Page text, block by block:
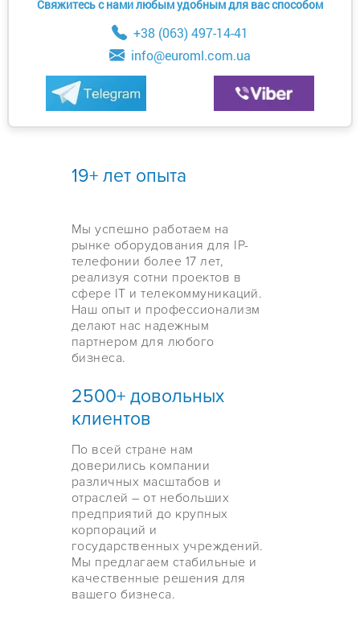
Свяжитесь с нами любым удобным для вас способом
+38 (063) 497-14-41
info@euroml.com.ua
19+ лет опыта
Мы успешно работаем на
рынке оборудования для IP-
телефонии более 17 лет,
реализуя сотни проектов в
сфере IT и телекоммуникаций.
Наш опыт и профессионализм
делают нас надежным
партнером для любого
бизнеса.
2500+ довольных
клиентов
По всей стране нам
доверились компании
различных масштабов и
отраслей – от небольших
предприятий до крупных
корпораций и
государственных учреждений.
Мы предлагаем стабильные и
качественные решения для
вашего бизнеса.